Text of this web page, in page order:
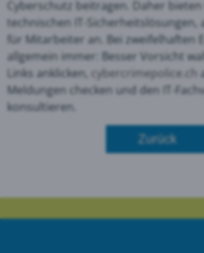
Cyberschutz beitragen. Daher
technischen IT-Sicherheitslösungen,
für Mitarbeiter an. Bei zweifelhaften
allgemein immer: Besser Vorsicht
Links anklicken,
cyber crimepolice.ch
Meldungen checken und den IT-
konsultieren.
Zurück